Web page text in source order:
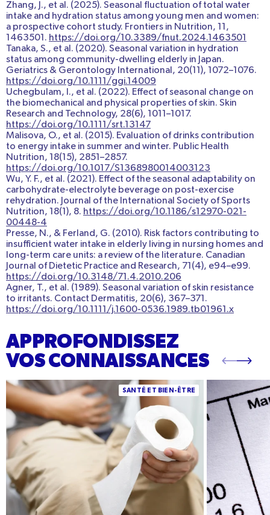
Zhang, J., et al. (2025). Seasonal fluctuation of total water
intake and hydration status among young men and women:
a prospective cohort study. Frontiers in Nutrition, 11,
1463501. https://doi.org/10.3389/fnut.2024.1463501
Tanaka, S., et al. (2020). Seasonal variation in hydration
status among community-dwelling elderly in Japan.
Geriatrics & Gerontology International, 20(11), 1072–1076.
https://doi.org/10.1111/ggi.14009
Uchegbulam, I., et al. (2022). Effect of seasonal change on
the biomechanical and physical properties of skin. Skin
Research and Technology, 28(6), 1011–1017.
https://doi.org/10.1111/srt.13147
Malisova, O., et al. (2015). Evaluation of drinks contribution
to energy intake in summer and winter. Public Health
Nutrition, 18(15), 2851–2857.
https://doi.org/10.1017/S1368980014003123
Wu, Y. F., et al. (2021). Effect of the seasonal adaptability on
carbohydrate-electrolyte beverage on post-exercise
rehydration. Journal of the International Society of Sports
Nutrition, 18(1), 8. https://doi.org/10.1186/s12970-021-
00448-4
Presse, N., & Ferland, G. (2010). Risk factors contributing to
insufficient water intake in elderly living in nursing homes and
long-term care units: a review of the literature. Canadian
Journal of Dietetic Practice and Research, 71(4), e94–e99.
https://doi.org/10.3148/71.4.2010.206
Agner, T., et al. (1989). Seasonal variation of skin resistance
to irritants. Contact Dermatitis, 20(6), 367–371.
https://doi.org/10.1111/j.1600-0536.1989.tb01961.x
APPROFONDISSEZ
VOS CONNAISSANCES
Quelle eau boire quand on est constipé ? Les
meilleures eaux pour relancer le transit et les
conseils pratiques
SANTÉ ET BIEN-ÊTRE
Manganèse :
sources et